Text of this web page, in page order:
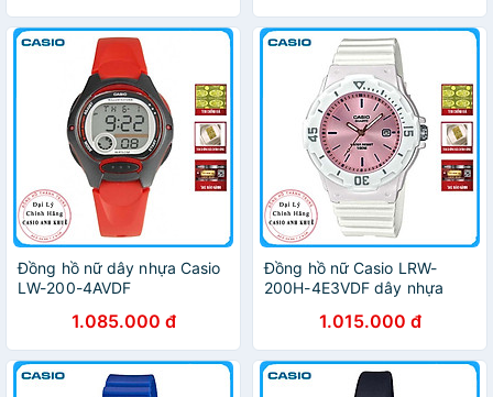
Đồng hồ nữ dây nhựa Casio
LW-200-4AVDF
1.085.000 đ
Đồng hồ nữ Casio LRW-
200H-4E3VDF dây nhựa
1.015.000 đ